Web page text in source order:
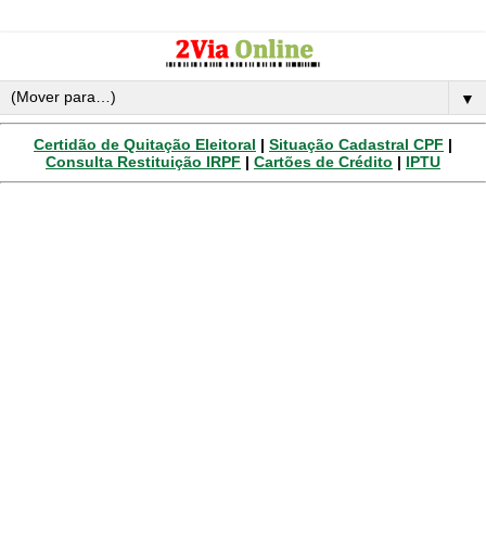
▼
Certidão de Quitação Eleitoral | Situação Cadastral CPF |
Consulta Restituição IRPF | Cartões de Crédito | IPTU